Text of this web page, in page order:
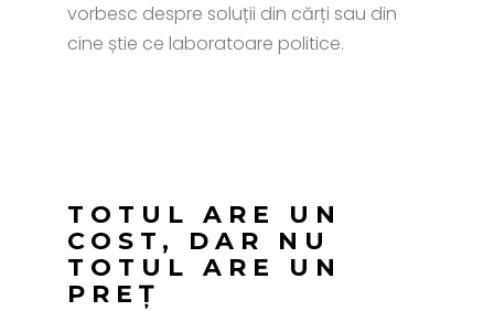
vorbesc despre soluții din cărți sau din
cine știe ce laboratoare politice.
TOTUL ARE UN
COST, DAR NU
TOTUL ARE UN
PREȚ